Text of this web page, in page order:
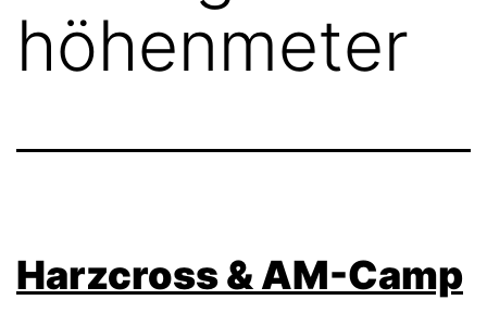
höhenmeter
Harzcross & AM-Camp